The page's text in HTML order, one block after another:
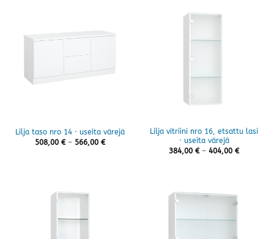
Lilja taso nro 14 · useita värejä
508,00 € – 566,00 €Hintaluokka:
Lilja vitriini nro 16, etsattu lasi
· useita värejä
384,00 € – 404,00 €